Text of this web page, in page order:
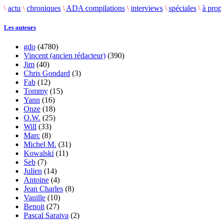
\ actu \ chroniques \ ADA compilations \ interviews \ spéciales \ à
Les auteurs
gdo (4780)
Vincent (ancien rédacteur) (390)
Jim (40)
Chris Gondard (3)
Fab (12)
Tommy (15)
Yann (16)
Onze (18)
O.W. (25)
Will (33)
Marc (8)
Michel M. (31)
Kowalski (11)
Seb (7)
Julien (14)
Antoine (4)
Jean Charles (8)
Vanille (10)
Benoit (27)
Pascal Saraiva (2)